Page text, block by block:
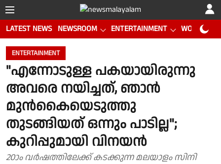
LATEST NEWS NEWSROOM ENTERTAINMENT WORLD CUP
ENTERTAINMENT
"എന്നോടുള്ള പകയായിരുന്നു
അവരെ നയിച്ചത്, ഞാൻ
മുൻകൈയെടുത്തു
തുടങ്ങിയത് ഒന്നും പാടില്ല";
കുറിപ്പുമായി വിനയൻ
20ാം വർഷത്തിലേക്ക് കടക്കുന്ന മലയാളം സിനി